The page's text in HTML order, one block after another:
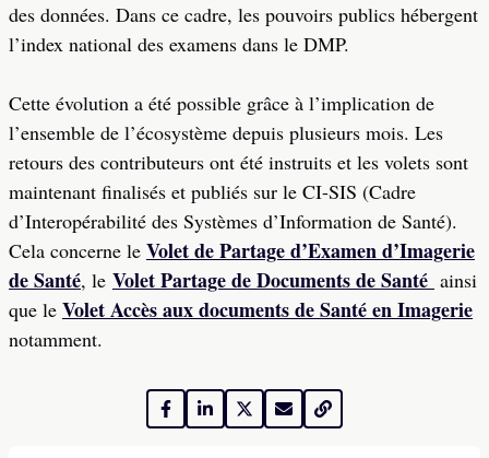
des données. Dans ce cadre, les pouvoirs publics hébergent
l’index national des examens dans le DMP.
Cette évolution a été possible grâce à l’implication de
l’ensemble de l’écosystème depuis plusieurs mois. Les
retours des contributeurs ont été instruits et les volets sont
maintenant finalisés et publiés sur le CI-SIS (Cadre
d’Interopérabilité des Systèmes d’Information de Santé).
Cela concerne le Volet de Partage d’Examen d’Imagerie
de Santé, le Volet Partage de Documents de Santé ainsi
que le Volet Accès aux documents de Santé en Imagerie
notamment.